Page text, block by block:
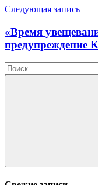
Следующая запись
«Время
предупреждение
Найти: